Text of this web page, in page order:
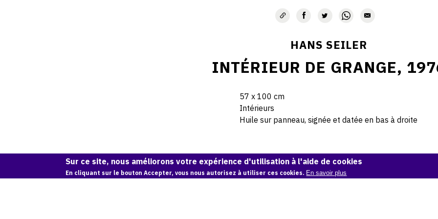
HANS SEILER
INTÉRIEUR DE GRANGE,
57 x 100 cm
Intérieurs
Huile sur panneau, signée et datée en bas à droite
Demande d'information
Sur ce site, nous améliorons votre expérience d'utilisation à l'aide de cookies
En cliquant sur le bouton Accepter, vous nous autorisez à utiliser ces cookies. En savoir plus